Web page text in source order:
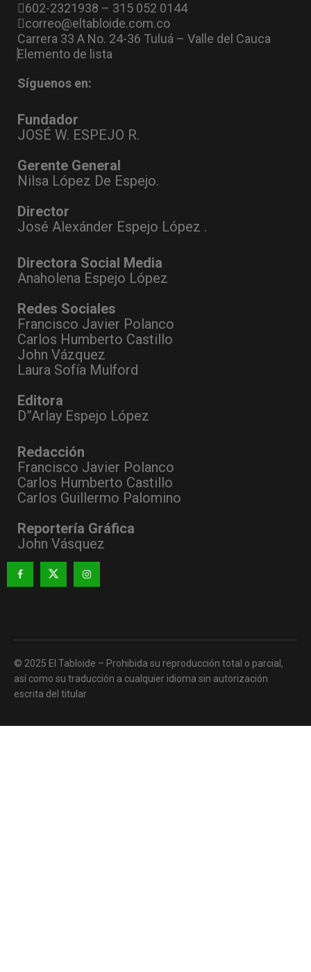
602-2321938 – 315 052 0144
correo@eltabloide.com.co
Carrera 33 A No. 24-36 Tuluá – Valle del Cauca
Elemento de lista
Síguenos en:
Fundador
JOSÉ W. ESPEJO R.
Gerente General
Nilsa López De Espejo.
Director
José Alexánder Espejo López .
Directora Social Media
Anaholena Espejo López
Redes Sociales
Francisco Javier Polanco
Carlos Humberto Castillo
John Vázquez
Laura Sofía Mulford
Editora
D”Arlay Espejo López
Redacción
Francisco Javier Polanco
Carlos Humberto Castillo
Carlos Guillermo Palomino
Reportería Gráfica
John Vásquez
© 2025 El Tabloide – Prohibida su reproducción total o parcial,
así como su traducción a cualquier idioma sin autorización
escrita del titular